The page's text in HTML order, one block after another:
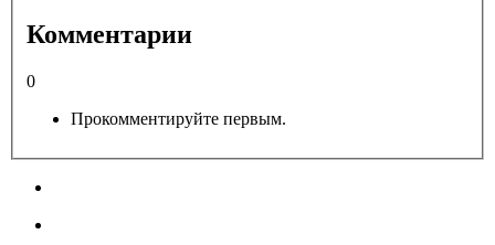
Комментарии
0
Прокомментируйте первым.